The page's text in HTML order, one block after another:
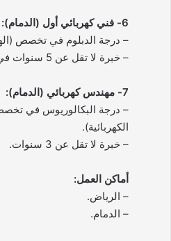
6- فني كهربائي أول (الدمام):
– درجة الدبلوم في تخصص
– خبرة لا تقل عن 5 سنوات في نفس المجال.
7- مهندس كهربائي (الدمام):
– درجة البكالوريوس في
الكهربائية).
– خبرة لا تقل عن 3 سنوات.
أماكن العمل:
– الرياض.
– الدمام.